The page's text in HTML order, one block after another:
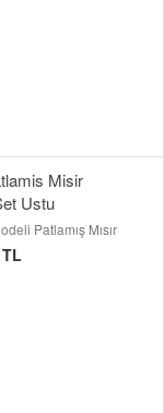
Misir
Ustu
Patlamış Mısır